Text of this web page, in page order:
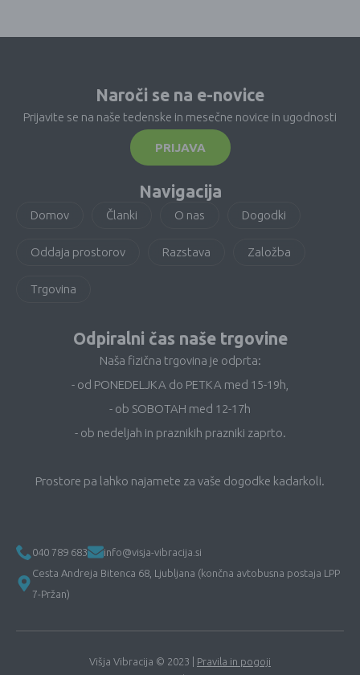
Naroči se na e-novice
Prijavite se na naše tedenske in mesečne novice in ugodnosti
PRIJAVA
Navigacija
Domov Članki O nas Dogodki
Oddaja prostorov Razstava Založba
Trgovina
Odpiralni čas naše trgovine
Naša fizična trgovina je odprta:
- od PONEDELJKA do PETKA med 15-19h,
- ob SOBOTAH med 12-17h
- ob nedeljah in praznikih prazniki zaprto.
Prostore pa lahko najamete za vaše dogodke kadarkoli.
040 789 683
info@visja-vibracija.si
Cesta Andreja Bitenca 68, Ljubljana (končna avtobusna postaja LPP
7-Pržan)
Višja Vibracija © 2023 | Pravila in pogoji